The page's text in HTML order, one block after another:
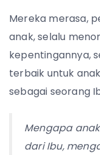
Mereka merasa,
anak, selalu
kepentingannya,
terbaik untuk
sebagai seorang
Mengapa
dari Ibu,